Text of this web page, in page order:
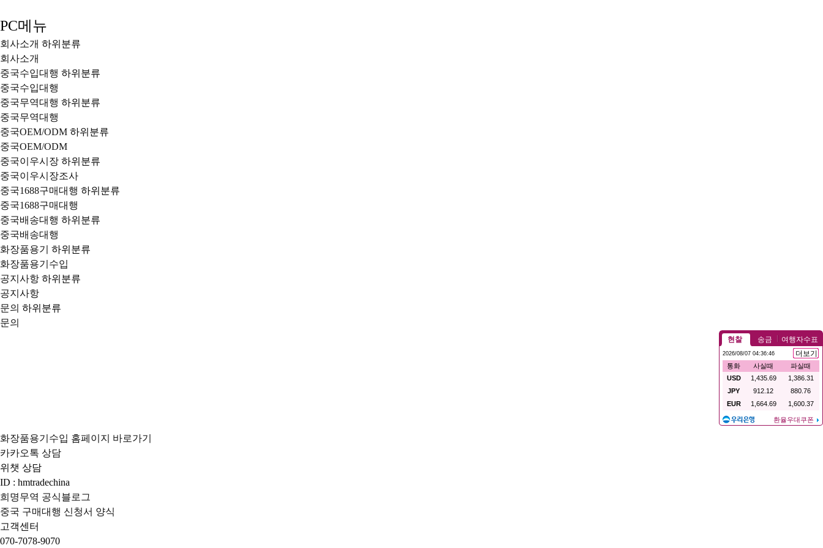
PC메뉴
회사소개 하위분류
회사소개
중국수입대행 하위분류
중국수입대행
중국무역대행 하위분류
중국무역대행
중국OEM/ODM 하위분류
중국OEM/ODM
중국이우시장 하위분류
중국이우시장조사
중국1688구매대행 하위분류
중국1688구매대행
중국배송대행 하위분류
중국배송대행
화장품용기
하위분류
화장품용기수입
공지사항 하위분류
공지사항
문의 하위분류
문의
화장품용기수입 홈페이지 바로가기
카카오톡 상담
위챗 상담
ID : hmtradechina
희명무역 공식블로그
중국 구매대행 신청서 양식
고객센터
070-7078-9070